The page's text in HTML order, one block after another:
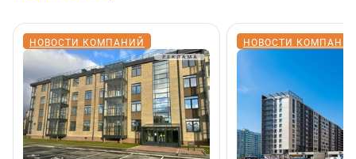
НОВОСТИ КОМПАНИЙ НОВОСТИ